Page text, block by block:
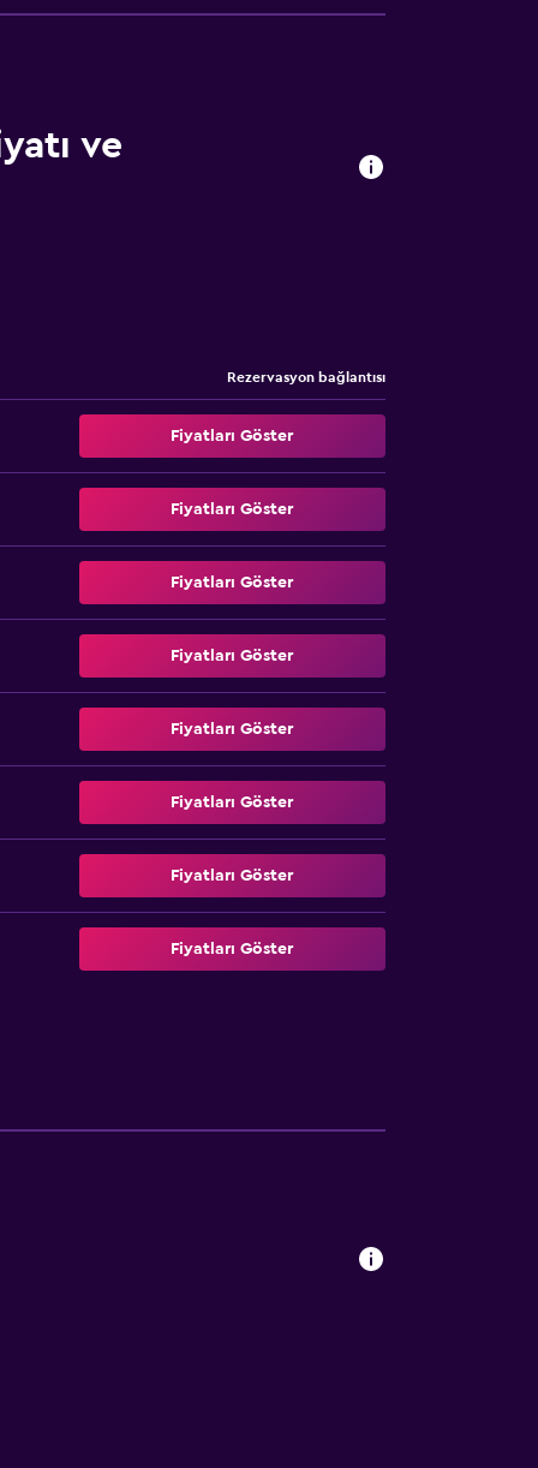
ve
Rezervasyon bağlantısı
Fiyatları Göster
Fiyatları Göster
Fiyatları Göster
Fiyatları Göster
Fiyatları Göster
Fiyatları Göster
Fiyatları Göster
Fiyatları Göster